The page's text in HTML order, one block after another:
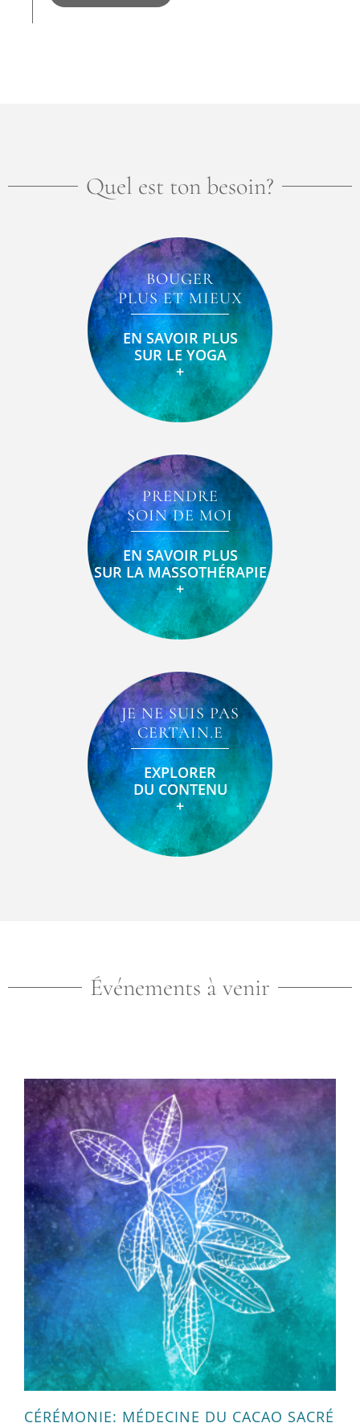
Quel est ton besoin?
BOUGER
PLUS ET MIEUX
EN SAVOIR PLUS
SUR LE YOGA
+
PRENDRE
SOIN DE MOI
EN SAVOIR PLUS
SUR LA MASSOTHÉRAPIE
+
JE NE SUIS PAS
CERTAIN.E
EXPLORER
DU CONTENU
+
Événements à venir
CÉRÉMONIE: MÉDECINE DU CACAO SACRÉ